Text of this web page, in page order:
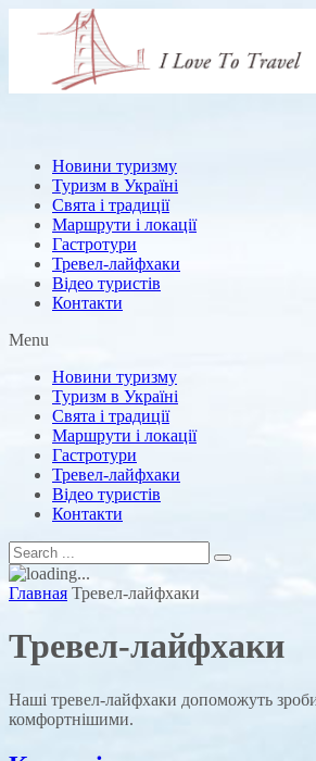
Новини туризму
Туризм в Україні
Свята і традиції
Маршрути і локації
Гастротури
Тревел-лайфхаки
Відео туристів
Контакти
Menu
Новини туризму
Туризм в Україні
Свята і традиції
Маршрути і локації
Гастротури
Тревел-лайфхаки
Відео туристів
Контакти
Главная Тревел-лайфхаки
Тревел-лайфхаки
Наші тревел-лайфхаки допоможуть
комфортнішими.